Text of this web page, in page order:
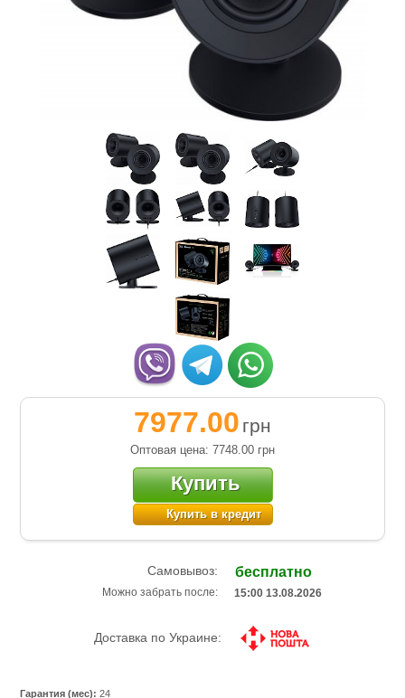
7977.00 грн
Оптовая цена: 7748.00 грн
Купить
Купить в кредит
Самовывоз: бесплатно
Можно забрать после: 15:00 13.08.2026
Доставка по Украине:
Гарантия (мес): 24